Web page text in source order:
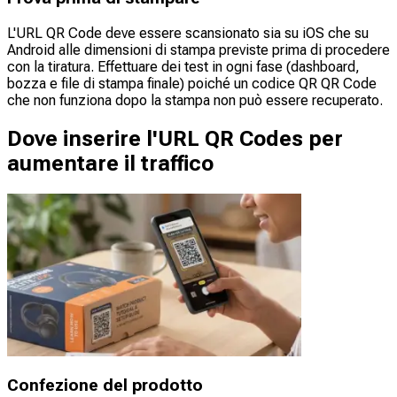
L'URL QR Code deve essere scansionato sia su iOS che su
Android alle dimensioni di stampa previste prima di procedere
con la tiratura. Effettuare dei test in ogni fase (dashboard,
bozza e file di stampa finale) poiché un codice QR QR Code
che non funziona dopo la stampa non può essere recuperato.
Dove inserire l'URL QR Codes per
aumentare il traffico
Confezione del prodotto